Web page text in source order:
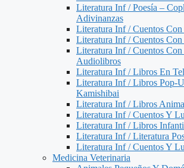
Literatura Inf / Poesía –
Adivinanzas
Literatura Inf / Cuentos Con
Literatura Inf / Cuentos Con
Literatura Inf / Cuentos
Audiolibros
Literatura Inf / Libros En
Literatura Inf / Libros Pop-
Kamishibai
Literatura Inf / Libros
Literatura Inf / Cuentos Y
Literatura Inf / Libros
Literatura Inf / Literatura
Literatura Inf / Cuentos Y
Medicina Veterinaria